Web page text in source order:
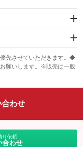
アコン
備なし
ステアリング
備あり
止システム
備なし
レザーシート
備なし
優先させていただきます。◆
願いします。※販売は一般
合わせ
り依頼
合わせ